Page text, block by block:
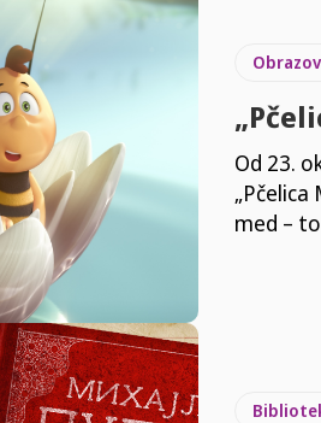
Od 23.
„Pčelica
med –